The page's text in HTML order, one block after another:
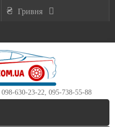
Гривня
098-630-23-22, 095-738-55-88